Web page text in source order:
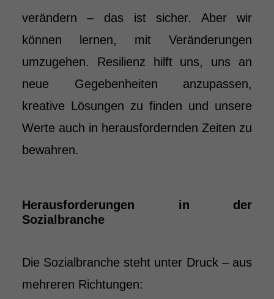
verändern – das ist sicher. Aber wir
können lernen, mit Veränderungen
umzugehen. Resilienz hilft uns, uns an
neue Gegebenheiten anzupassen,
kreative Lösungen zu finden und unsere
Werte auch in herausfordernden Zeiten zu
bewahren.
Herausforderungen in der
Sozialbranche
Die Sozialbranche steht unter Druck – aus
mehreren Richtungen: